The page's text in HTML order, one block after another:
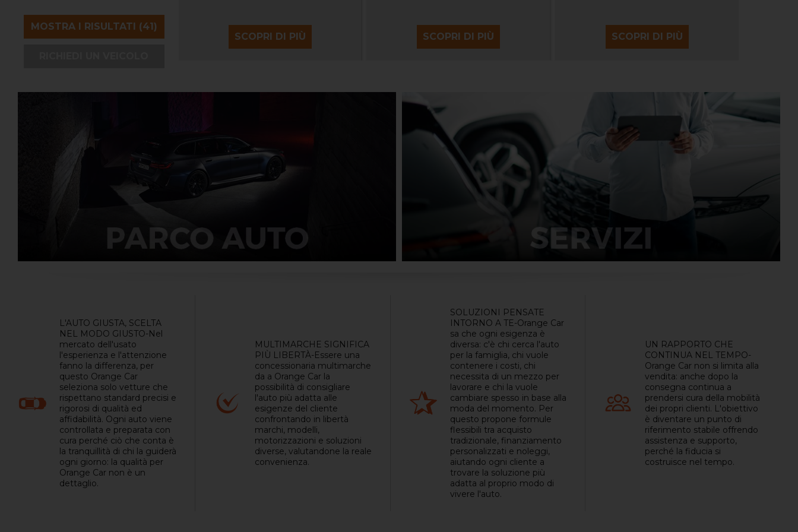
SCOPRI DI PIÙ SCOPRI DI PIÙ SCOPRI DI PIÙ SCOPRI DI PIÙ
L'AUTO GIUSTA, SCELTA
NEL MODO GIUSTO-Nel
mercato dell'usato
l'esperienza e l'attenzione
fanno la differenza, per
questo Orange Car
seleziona solo vetture che
rispettano standard precisi e
rigorosi di qualità ed
affidabilità. Ogni auto viene
controllata e preparata con
cura perché ciò che conta è
la tranquillità di chi la guiderà
ogni giorno: la qualità per
Orange Car non è un
dettaglio.
MULTIMARCHE SIGNIFICA
PIÙ LIBERTÀ-Essere una
concessionaria multimarche
da a Orange Car la
possibilità di consigliare
l'auto più adatta alle
esigenze del cliente
confrontando in libertà
marchi, modelli,
motorizzazioni e soluzioni
diverse, valutandone la reale
convenienza.
SOLUZIONI PENSATE
INTORNO A TE-Orange Car
sa che ogni esigenza è
diversa: c'è chi cerca l'auto
per la famiglia, chi vuole
contenere i costi, chi
necessita di un mezzo per
lavorare e chi la vuole
cambiare spesso in base alla
moda del momento. Per
questo propone formule
flessibili tra acquisto
tradizionale, finanziamento
personalizzati e noleggi,
aiutando ogni cliente a
trovare la soluzione più
adatta al proprio modo di
vivere l'auto.
UN RAPPORTO CHE
CONTINUA NEL TEMPO-
Orange Car non si limita alla
vendita: anche dopo la
consegna continua a
prendersi cura della mobilità
dei propri clienti. L'obiettivo
è diventare un punto di
riferimento stabile offrendo
assistenza e supporto,
perché la fiducia si
costruisce nel tempo.